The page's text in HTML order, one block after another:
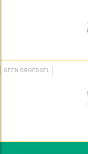
GEEN BROEDSEL